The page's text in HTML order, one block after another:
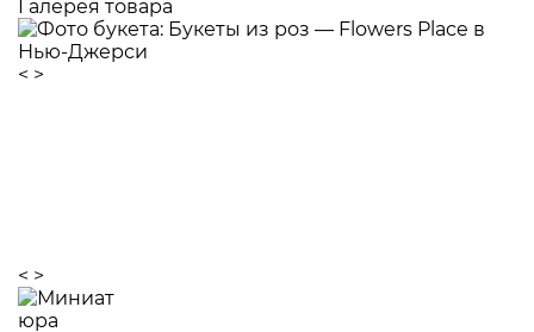
Галерея товара
< >
< >